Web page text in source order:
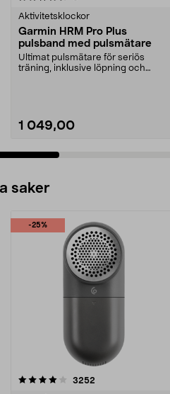
Aktivitetsklockor
Garmin HRM Pro Plus
pulsband med pulsmätare
Ultimat pulsmätare för seriös
träning, inklusive löpning och
1 049,00
saker
-25%
3252
4.5av 5 stjärnor